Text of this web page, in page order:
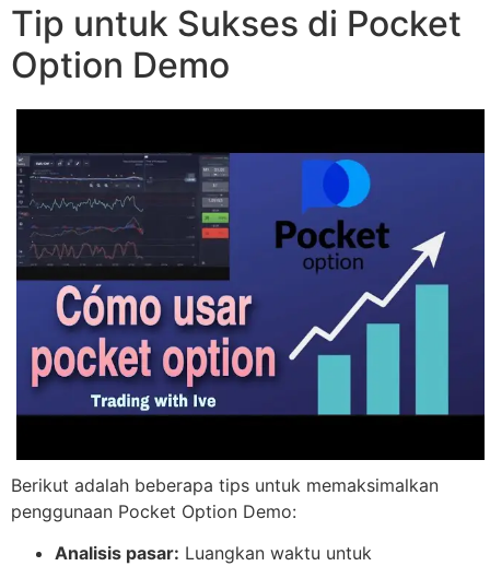
Tip untuk Sukses di Pocket
Option Demo
Berikut adalah beberapa tips untuk memaksimalkan
penggunaan Pocket Option Demo:
Analisis pasar: Luangkan waktu untuk